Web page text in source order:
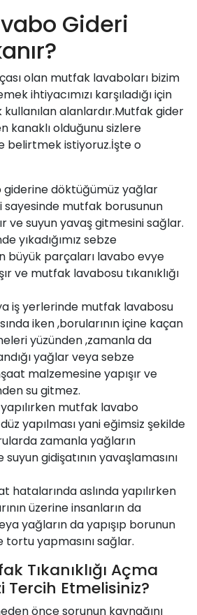
Gideri
olan mutfak lavaboları bizim
ihtiyacımızı karşıladığı için
kullanılan alanlardır.Mutfak gider
kanaklı olduğunu sizlere
belirtmek istiyoruz.İşte o
giderine döktüğümüz yağlar
sayesinde mutfak borusunun
ve suyun yavaş gitmesini sağlar.
yıkadığımız sebze
büyük parçaları lavabo evye
ve mutfak lavabosu tıkanıklığı
iş yerlerinde mutfak lavabosu
iken ,borularının içine kaçan
yüzünden ,zamanla da
yağlar veya sebze
malzemesine yapışır ve
su gitmez.
mutfak lavabo
yapılması yani eğimsiz şekilde
zamanla yağların
suyun gidişatının yavaşlamasını
hatalarında aslında yapılırken
üzerine insanların da
yağların da yapışıp borunun
tortu yapmasını sağlar.
Tıkanıklığı Açma
Tercih Etmelisiniz?
önce sorunun kaynağını